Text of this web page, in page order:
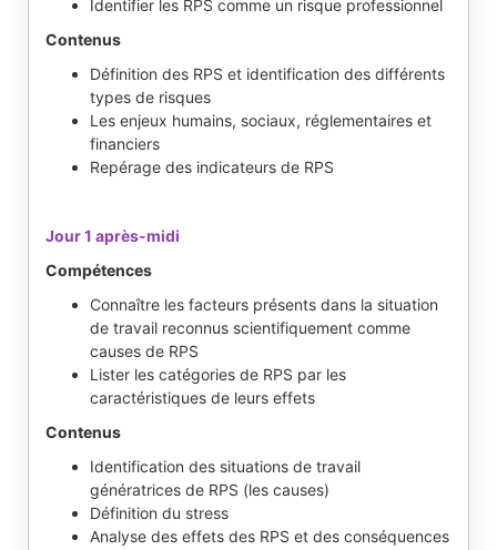
Identifier les RPS comme un risque professionnel
Contenus
Définition des RPS et identification des différents
types de risques
Les enjeux humains, sociaux, réglementaires et
financiers
Repérage des indicateurs de RPS
Jour 1 après-midi
Compétences
Connaître les facteurs présents dans la situation
de travail reconnus scientifiquement comme
causes de RPS
Lister les catégories de RPS par les
caractéristiques de leurs effets
Contenus
Identification des situations de travail
génératrices de RPS (les causes)
Définition du stress
Analyse des effets des RPS et des conséquences